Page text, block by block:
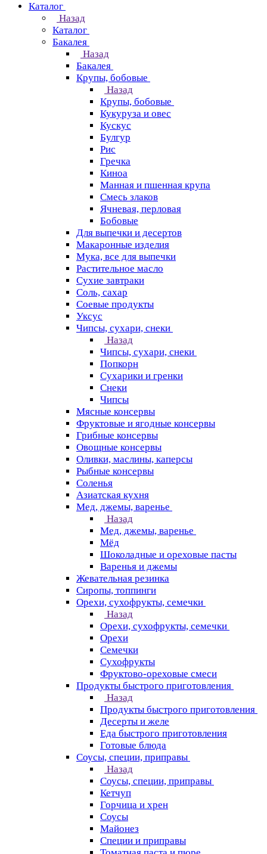
Каталог
Назад
Каталог
Бакалея
Назад
Бакалея
Крупы, бобовые
Назад
Крупы, бобовые
Кукуруза и овес
Кускус
Булгур
Рис
Гречка
Киноа
Манная и пшенная крупа
Смесь злаков
Ячневая, перловая
Бобовые
Для выпечки и десертов
Макаронные изделия
Мука, все для выпечки
Растительное масло
Сухие завтраки
Соль, сахар
Соевые продукты
Уксус
Чипсы, сухари, снеки
Назад
Чипсы, сухари, снеки
Попкорн
Сухарики и гренки
Снеки
Чипсы
Мясные консервы
Фруктовые и ягодные консервы
Грибные консервы
Овощные консервы
Оливки, маслины, каперсы
Рыбные консервы
Соленья
Азиатская кухня
Мед, джемы, варенье
Назад
Мед, джемы, варенье
Мёд
Шоколадные и ореховые пасты
Варенья и джемы
Жевательная резинка
Сиропы, топпинги
Орехи, сухофрукты, семечки
Назад
Орехи, сухофрукты, семечки
Орехи
Семечки
Сухофрукты
Фруктово-ореховые смеси
Продукты быстрого приготовления
Назад
Продукты быстрого приготовления
Десерты и желе
Еда быстрого приготовления
Готовые блюда
Соусы, специи, приправы
Назад
Соусы, специи, приправы
Кетчуп
Горчица и хрен
Соусы
Майонез
Специи и приправы